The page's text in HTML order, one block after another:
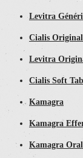
Levitra
Cialis
Levitra
Cialis Soft
Kamagra
Kamagra
Kamagra